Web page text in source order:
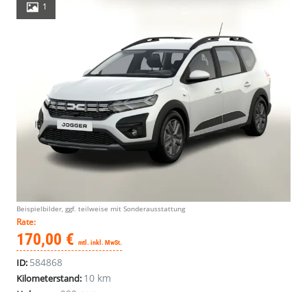
1
Beispielbilder, ggf. teilweise mit Sonderausstattung
Rate:
170,00 € mtl. inkl. MwSt.
ID: 584868
Kilometerstand: 10 km